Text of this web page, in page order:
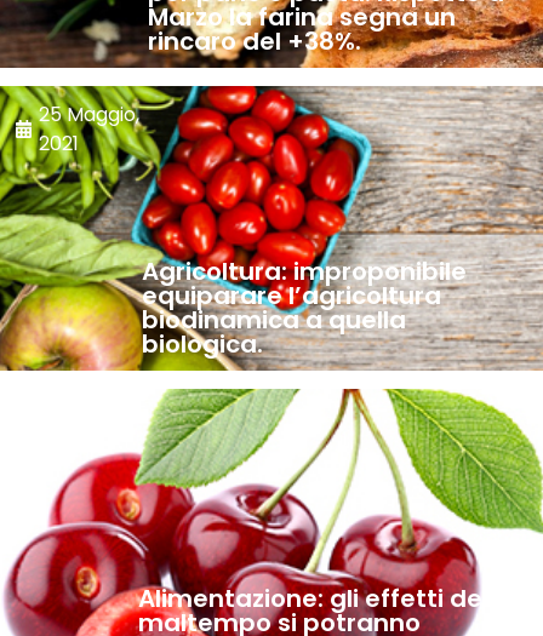
Marzo la farina segna un
rincaro del +38%.
25 Maggio,
2021
Agricoltura: improponibile
equiparare l’agricoltura
biodinamica a quella
biologica.
Alimentazione: gli effetti del
maltempo si potranno